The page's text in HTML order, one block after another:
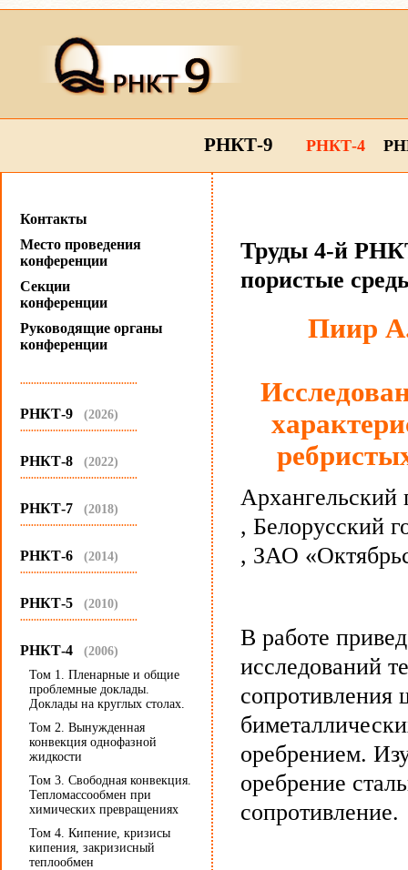
РНКТ-9 РНКТ-4
Контакты
Место проведения
конференции
Секции
конференции
Руководящие органы
конференции
...........................................
РНКТ-9 (2026)
...........................................
РНКТ-8 (2022)
...........................................
РНКТ-7 (2018)
...........................................
РНКТ-6 (2014)
...........................................
РНКТ-5 (2010)
...........................................
РНКТ-4 (2006)
Том 1. Пленарные и общие
проблемные доклады.
Доклады на круглых столах.
Том 2. Вынужденная
конвекция однофазной
жидкости
Том 3. Свободная конвекция.
Тепломассообмен при
химических превращениях
Том 4. Кипение, кризисы
кипения, закризисный
теплообмен
Труды 4-й
пористые
Пиир
Архангельский
, Белорусский
, ЗАО
В работе
исследований
сопротивления
оребрением.
оребрение
сопротивление.